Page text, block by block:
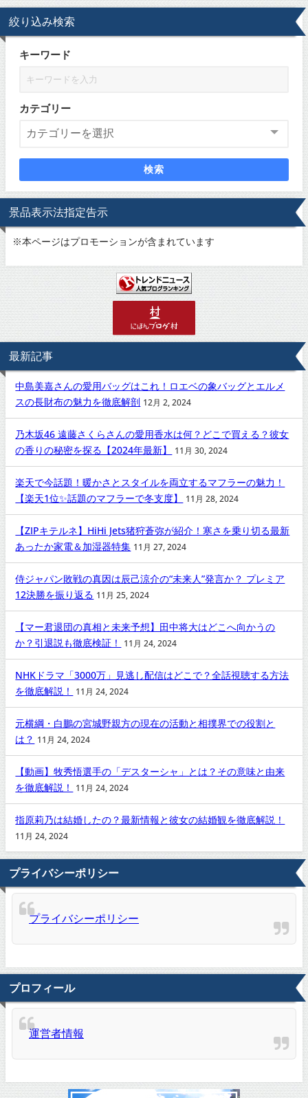
絞り込み検索
キーワード
カテゴリー
検索
景品表示法指定告示
※本ページはプロモーションが含まれています
最新記事
中島美嘉さんの愛用バッグはこれ！ロエベの象バッグとエルメ
スの長財布の魅力を徹底解剖 12月 2, 2024
乃木坂46 遠藤さくらさんの愛用香水は何？どこで買える？彼女
の香りの秘密を探る【2024年最新】
11月 30, 2024
楽天で今話題！暖かさとスタイルを両立するマフラーの魅力！
【楽天1位✨話題のマフラーで冬支度】
11月 28, 2024
【ZIPキテルネ】HiHi Jets猪狩蒼弥が紹介！寒さを乗り切る最新
あったか家電＆加湿器特集 11月 27, 2024
侍ジャパン敗戦の真因は辰己涼介の“未来人”発言か？ プレミア
12決勝を振り返る 11月 25, 2024
【マー君退団の真相と未来予想】田中将大はどこへ向かうの
か？引退説も徹底検証！
11月 24, 2024
NHKドラマ「3000万」見逃し配信はどこで？全話視聴する方法
を徹底解説！
11月 24, 2024
元横綱・白鵬の宮城野親方の現在の活動と相撲界での役割と
は？ 11月 24, 2024
【動画】牧秀悟選手の「デスターシャ」とは？その意味と由来
を徹底解説！
11月 24, 2024
指原莉乃は結婚したの？最新情報と彼女の結婚観を徹底解説！
11月 24, 2024
プライバシーポリシー
プライバシーポリシー
プロフィール
運営者情報